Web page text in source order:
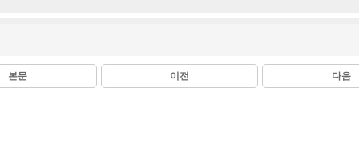
본문 이전 다음